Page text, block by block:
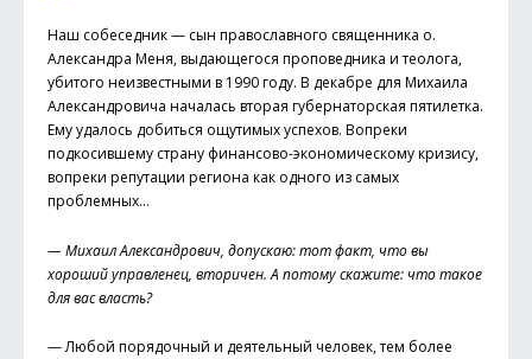
Наш собеседник — сын православного священника о.
Александра Меня, выдающегося проповедника и теолога,
убитого неизвестными в 1990 году. В декабре для Михаила
Александровича началась вторая губернаторская пятилетка.
Ему удалось добиться ощутимых успехов. Вопреки
подкосившему страну финансово-экономическому кризису,
вопреки репутации региона как одного из самых
проблемных…
— Михаил Александрович, допускаю: тот факт, что вы
хороший управленец, вторичен. А потому скажите: что такое
для вас власть?
— Любой порядочный и деятельный человек, тем более